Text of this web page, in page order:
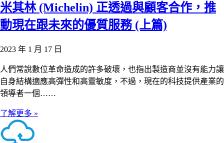
米其林 (Michelin) 正透過與顧客合作，推
動現在跟未來的優質服務 (上篇)
2023 年 1 月 17 日
人們常說數位革命造成的許多破壞，也指出製造商並沒有能力讓
自身結構適應高彈性和高靈敏度，不過，現在的科技提供產業的
領導者一個……
了解更多 »